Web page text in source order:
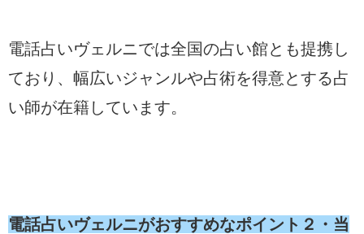
電話占いヴェルニでは全国の占い館とも提携し
ており、幅広いジャンルや占術を得意とする占
い師が在籍しています。
電話占いヴェルニがおすすめなポイント２・当